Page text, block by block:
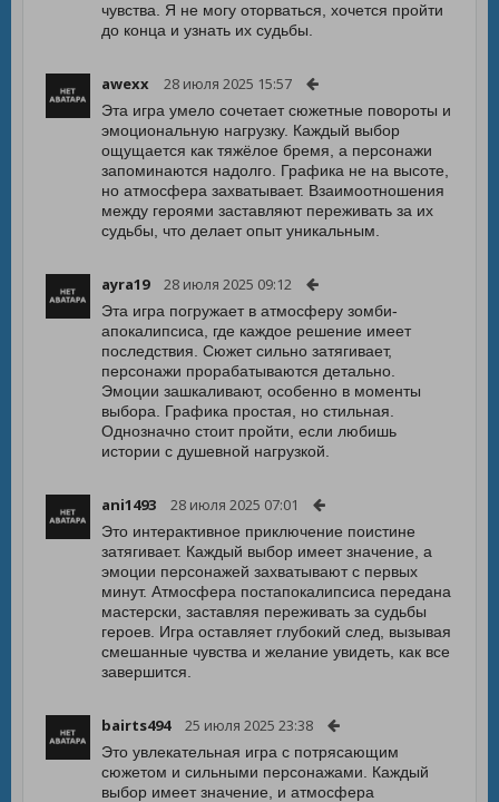
чувства. Я не могу оторваться, хочется пройти
до конца и узнать их судьбы.
awexx 28 июля 2025 15:57
Эта игра умело сочетает сюжетные повороты и
эмоциональную нагрузку. Каждый выбор
ощущается как тяжёлое бремя, а персонажи
запоминаются надолго. Графика не на высоте,
но атмосфера захватывает. Взаимоотношения
между героями заставляют переживать за их
судьбы, что делает опыт уникальным.
ayra19 28 июля 2025 09:12
Эта игра погружает в атмосферу зомби-
апокалипсиса, где каждое решение имеет
последствия. Сюжет сильно затягивает,
персонажи прорабатываются детально.
Эмоции зашкаливают, особенно в моменты
выбора. Графика простая, но стильная.
Однозначно стоит пройти, если любишь
истории с душевной нагрузкой.
ani1493 28 июля 2025 07:01
Это интерактивное приключение поистине
затягивает. Каждый выбор имеет значение, а
эмоции персонажей захватывают с первых
минут. Атмосфера постапокалипсиса передана
мастерски, заставляя переживать за судьбы
героев. Игра оставляет глубокий след, вызывая
смешанные чувства и желание увидеть, как все
завершится.
bairts494 25 июля 2025 23:38
Это увлекательная игра с потрясающим
сюжетом и сильными персонажами. Каждый
выбор имеет значение, и атмосфера